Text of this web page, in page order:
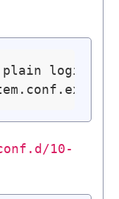
plain login
10-